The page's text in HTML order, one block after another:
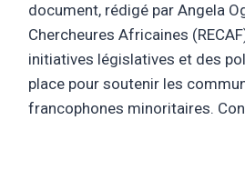
document, rédigé par Angela
Chercheures Africaines
initiatives législatives et des
place pour soutenir les
francophones minoritaires.